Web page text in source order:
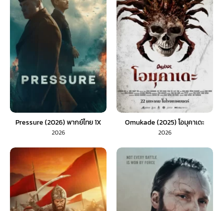
Pressure (2026) พากย์ไทย 1X
2026
Omukade (2025) โอมุคาเดะ
2026